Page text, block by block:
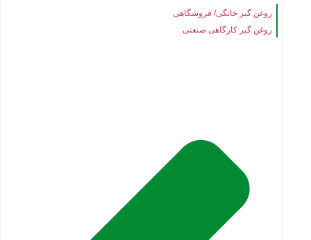
روغن گیر خانگی/ فروشگاهی
روغن گیر کارگاهی صنعتی